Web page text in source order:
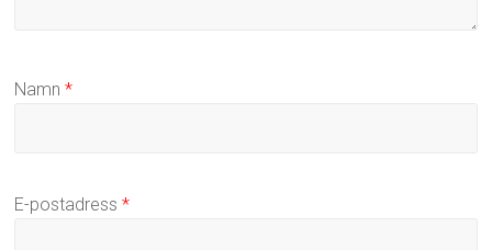
Namn*
E-postadress*